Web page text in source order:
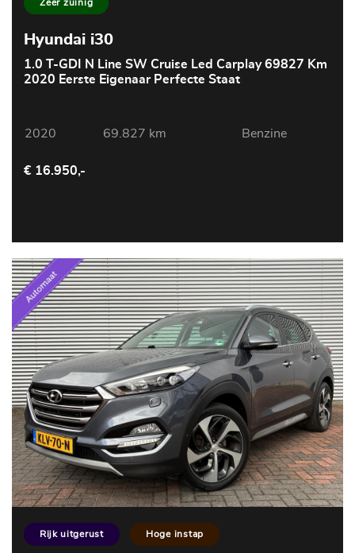
Hyundai i30
1.0 T-GDI N Line SW Cruise Led Carplay 69827 Km
2020 Eerste Eigenaar Perfecte Staat
2020 69.827 km Benzine
€ 16.950,-
Rijk uitgerust Hoge instap